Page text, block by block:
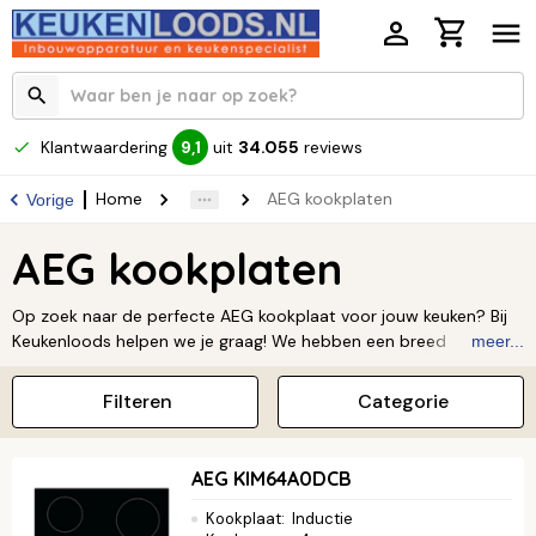
Klantwaardering 9,1 uit 34.055 reviews
Vorige Home AEG kookplaten
AEG kookplaten
Op zoek naar de perfecte AEG kookplaat voor jouw keuken? Bij
Keukenloods helpen we je graag! We hebben een breed
slimme functies en het strakke design wordt koken een feestje.
Kom langs in een van onze winkels of ontdek jouw ideale
kookplaat online.Lees verder ↓
meer...
Categorie
Filteren
AEG KIM64A0DCB
Kookplaat: Inductie